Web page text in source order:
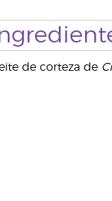
de corteza de